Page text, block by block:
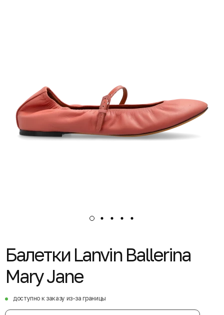
Балетки Lanvin Ballerina
Mary Jane
доступно к заказу из-за границы